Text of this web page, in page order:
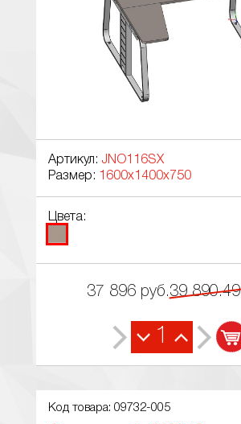
Артикул: JNO116SX
Размер:
1600x1400x750
Цвета:
37 896 руб.39 890.49
1
Код товара: 09732-005